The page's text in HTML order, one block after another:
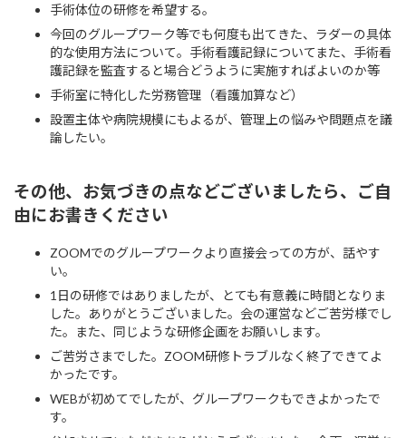
手術体位の研修を希望する。
今回のグループワーク等でも何度も出てきた、ラダーの具体
的な使用方法について。手術看護記録についてまた、手術看
護記録を監査すると場合どうように実施すればよいのか等
手術室に特化した労務管理（看護加算など）
設置主体や病院規模にもよるが、管理上の悩みや問題点を議
論したい。
その他、お気づきの点などございましたら、ご自
由にお書きください
ZOOMでのグループワークより直接会っての方が、話やす
い。
1日の研修ではありましたが、とても有意義に時間となりま
した。ありがとうございました。会の運営などご苦労様でし
た。また、同じような研修企画をお願いします。
ご苦労さまでした。ZOOM研修トラブルなく終了できてよ
かったです。
WEBが初めてでしたが、グループワークもできよかったで
す。